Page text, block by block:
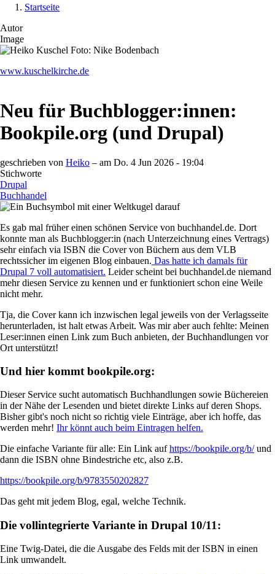
Startseite
Autor
Image
www.kuschelkirche.de
Neu für Buchblogger:innen:
Bookpile.org (und Drupal)
geschrieben von Heiko – am Do. 4 Jun 2026 - 19:04
Stichworte
Drupal
Buchhandel
Es gab mal früher einen schönen Service von buchhandel.de. Dort
konnte man als Buchblogger:in (nach Unterzeichnung eines Vertrags)
sehr einfach via ISBN die Cover von Büchern aus dem VLB
rechtssicher im eigenen Blog einbauen. Das hatte ich damals für
Drupal 7 voll automatisiert. Leider scheint bei buchhandel.de niemand
mehr diesen Service zu kennen und er funktioniert schon eine Weile
nicht mehr.
Tja, die Cover kann ich inzwischen legal jeweils von der Verlagsseite
herunterladen, ist halt etwas Arbeit. Was mir aber auch fehlte: Meinen
Leser:innen einen Link zum Buch anbieten, der Buchhandlungen vor
Ort unterstützt!
Und hier kommt bookpile.org:
Dieser Service sucht automatisch Buchhandlungen sowie Büchereien
in der Nähe der Lesenden und bietet direkte Links auf deren Shops.
Bisher gibt's noch nicht so richtig viele Einträge, aber ich hoffe, das
werden mehr! Ihr könnt auch beim Eintragen helfen.
Die einfache Variante für alle: Ein Link aufhttps://bookpile.org/b/und
dann die ISBN ohne Bindestriche etc, also z.B.
https://bookpile.org/b/9783550202827
Das geht mit jedem Blog, egal, welche Technik.
Die vollintegrierte Variante in Drupal 10/11:
Eine Twig-Datei, die die Ausgabe des Felds mit der ISBN in einen
Link umwandelt.